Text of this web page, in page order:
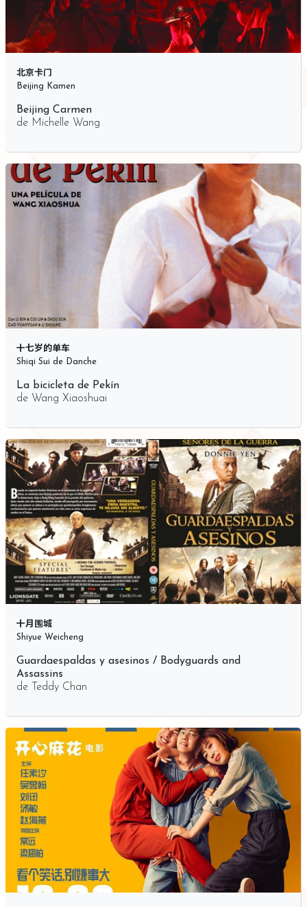
北京卡门
Beijing Kamen
Beijing Carmen
de Michelle Wang
十七岁的单车
Shiqi Sui de Danche
La bicicleta de Pekín
de Wang Xiaoshuai
十月围城
Shiyue Weicheng
Guardaespaldas y asesinos / Bodyguards and
Assassins
de
Teddy Chan